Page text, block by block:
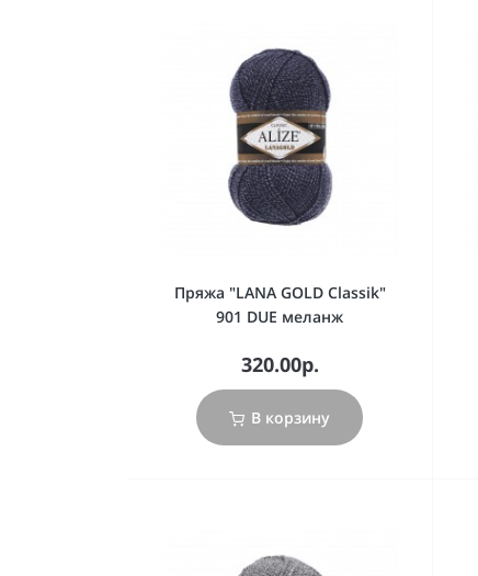
Пряжа "LANA GOLD Classik"
901 DUE меланж
320.00р.
В корзину